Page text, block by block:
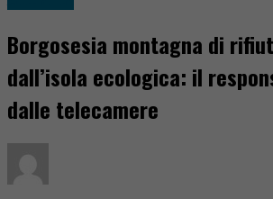
Borgosesia montagna di
dall’isola ecologica: il
dalle telecamere